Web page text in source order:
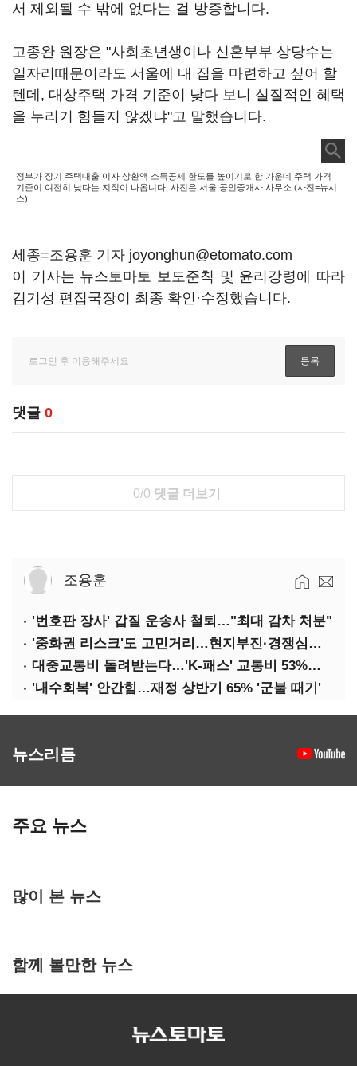
서 제외될 수 밖에 없다는 걸 방증합니다.
고종완 원장은 "사회초년생이나 신혼부부 상당수는
일자리때문이라도 서울에 내 집을 마련하고 싶어 할
텐데, 대상주택 가격 기준이 낮다 보니 실질적인 혜택
을 누리기 힘들지 않겠냐"고 말했습니다.
정부가 장기 주택대출 이자 상환액 소득공제 한도를 높이기로 한 가운데 주택 가격
기준이 여전히 낮다는 지적이 나옵니다. 사진은 서울 공인중개사 사무소.(사진=뉴시
스)
세종=조용훈 기자 joyonghun@etomato.com
이 기사는 뉴스토마토 보도준칙 및 윤리강령에 따라
김기성 편집국장이 최종 확인·수정했습니다.
댓글 0
0/0 댓글 더보기
조용훈
'번호판 장사' 갑질 운송사 철퇴…"최대 감차 처분"
'중화권 리스크'도 고민거리…현지부진·경쟁심화·양안냉각
대중교통비 돌려받는다…'K-패스' 교통비 53%까지 환급
'내수회복' 안간힘…재정 상반기 65% '군불 때기'
뉴스리듬
주요 뉴스
많이 본 뉴스
함께 볼만한 뉴스